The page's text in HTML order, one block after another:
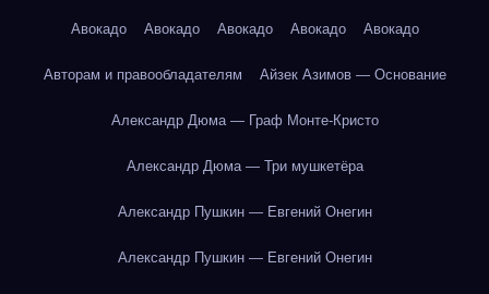
Авокадо Авокадо Авокадо Авокадо Авокадо
Авторам и правообладателям Айзек Азимов — Основание
Александр Дюма — Граф Монте-Кристо
Александр Дюма — Три мушкетёра
Александр Пушкин — Евгений Онегин
Александр Пушкин — Евгений Онегин